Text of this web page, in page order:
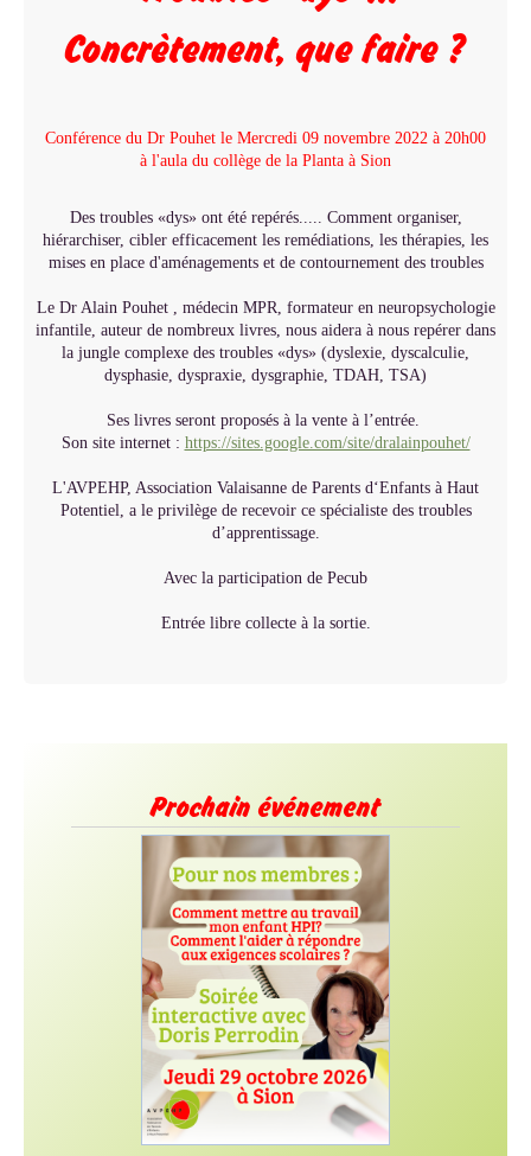
Concrètement, que faire ?
Conférence du Dr Pouhet le Mercredi 09 novembre 2022 à 20h00
à l'aula du collège de la Planta à Sion
Des troubles «dys» ont été repérés..... Comment organiser,
hiérarchiser, cibler efficacement les remédiations, les thérapies, les
mises en place d'aménagements et de contournement des troubles
Le Dr Alain Pouhet , médecin MPR, formateur en neuropsychologie
infantile, auteur de nombreux livres, nous aidera à nous repérer dans
la jungle complexe des troubles «dys» (dyslexie, dyscalculie,
dysphasie, dyspraxie, dysgraphie, TDAH, TSA)
Ses livres seront proposés à la vente à l’entrée.
Son site internet : https://sites.google.com/site/dralainpouhet/
L'AVPEHP, Association Valaisanne de Parents d‘Enfants à Haut
Potentiel, a le privilège de recevoir ce spécialiste des troubles
d’apprentissage.
Avec la participation de Pecub
Entrée libre collecte à la sortie.
Prochain événement